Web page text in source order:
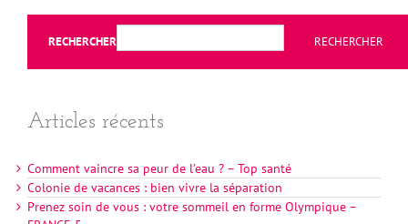
RECHERCHER RECHERCHER
Articles récents
Comment vaincre sa peur de l’eau ? – Top santé
Colonie de vacances : bien vivre la séparation
Prenez soin de vous : votre sommeil en forme Olympique –